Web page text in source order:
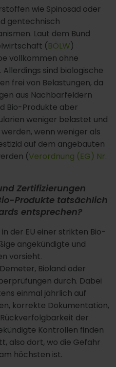
wie Spinosad oder
gentechnisch
Laut dem Bund
(BÖLW)
vollkommen ohne
sind biologische
frei von Belastungen, da
aus Nachbarfeldern
Bio-Produkte aber
weniger belastet und
wenn weniger als
auf dem angebauten
(Verordnung (EG) Nr.
Zertifizierungen
Produkte tatsächlich
entsprechen?
der EU einer strikten Bio-
angekündigte und
vorsieht.
Bioland oder
durch. Dabei
einmal jährlich auf
korrekte Dokumentation,
der
Kontrollen finden
also dort, wo die Gefahr
höchsten ist.